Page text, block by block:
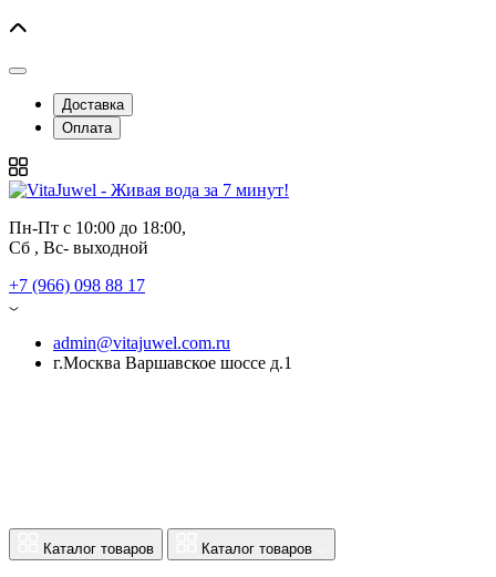
Доставка
Оплата
Пн-Пт с 10:00 до 18:00,
Сб , Вс- выходной
+7 (966) 098 88 17
admin@vitajuwel.com.ru
г.Москва Варшавское шоссе д.1
Каталог товаров Каталог товаров